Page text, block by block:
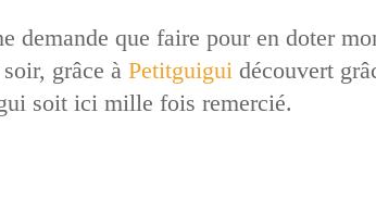
demande que faire pour en doter
grâce à Petitguigui découvert
soit ici mille fois remercié.